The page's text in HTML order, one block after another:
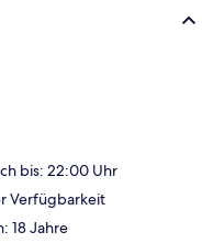
bis: 22:00 Uhr
Verfügbarkeit
18 Jahre